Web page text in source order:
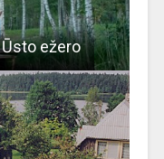
ežero